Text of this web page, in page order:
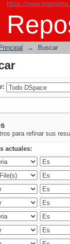
https://
→ Buscar
para refinar sus
actuales: